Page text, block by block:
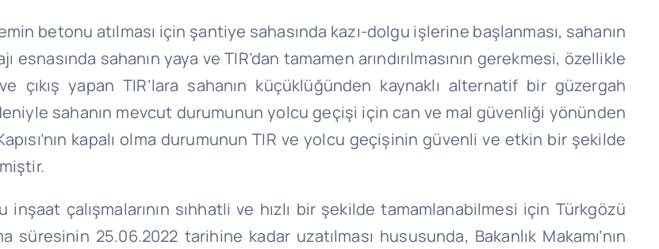
betonu atılması için şantiye sahasında kazı-dolgu işlerine başlanması, sahanın
esnasında sahanın yaya ve TIR’dan tamamen arındırılmasının gerekmesi, özellikle
çıkış yapan TIR’lara sahanın küçüklüğünden kaynaklı alternatif bir güzergah
sahanın mevcut durumunun yolcu geçişi için can ve mal güvenliği yönünden
kapalı olma durumunun TIR ve yolcu geçişinin güvenli ve etkin bir şekilde
çalışmalarının sıhhatli ve hızlı bir şekilde tamamlanabilmesi için Türkgözü
süresinin 25.06.2022 tarihine kadar uzatılması hususunda, Bakanlık Makamı’nın